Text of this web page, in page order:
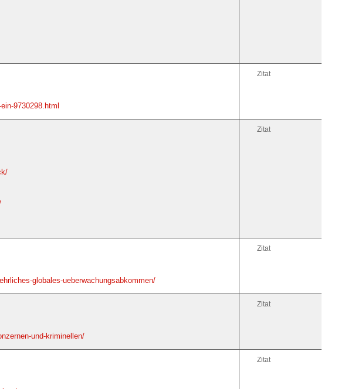
Zitat
9730298.html
Zitat
Zitat
globales-ueberwachungsabkommen/
Zitat
und-kriminellen/
Zitat